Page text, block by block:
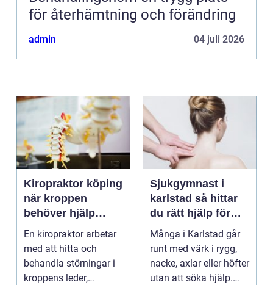
för återhämtning och förändring
admin 04 juli 2026
Kiropraktor köping
när kroppen
behöver hjälp
tillbaka
En kiropraktor arbetar
med att hitta och
behandla störningar i
kroppens leder,
Sjukgymnast i
karlstad så hittar
du rätt hjälp för
kroppen
Många i Karlstad går
runt med värk i rygg,
nacke, axlar eller höfter
utan att söka hjälp.